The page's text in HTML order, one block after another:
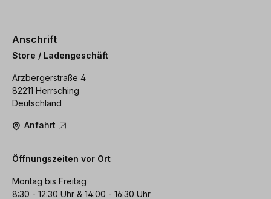
Anschrift
Store / Ladengeschäft
Arzbergerstraße 4
82211 Herrsching
Deutschland
Anfahrt
Öffnungszeiten vor Ort
Montag bis Freitag
8:30 - 12:30 Uhr & 14:00 - 16:30 Uhr